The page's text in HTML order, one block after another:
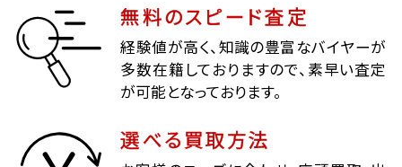
無料のスピード査定
経験値が高く、知識の豊富なバイヤーが
多数在籍しておりますので、素早い査定
が可能となっております。
選べる買取方法